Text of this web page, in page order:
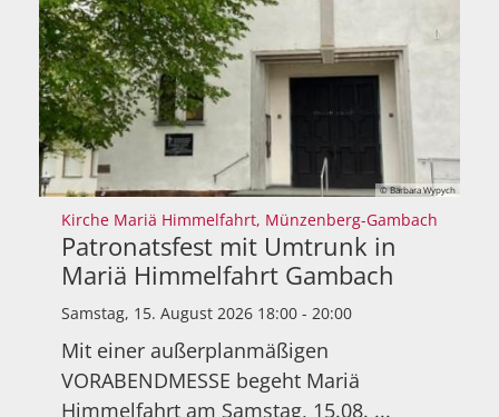
© Barbara Wypych
Kirche Mariä Himmelfahrt, Münzenberg-Gambach
Patronatsfest mit Umtrunk in
Mariä Himmelfahrt Gambach
Samstag, 15. August 2026 18:00 - 20:00
Mit einer außerplanmäßigen
VORABENDMESSE begeht Mariä
Himmelfahrt am Samstag, 15.08. ...